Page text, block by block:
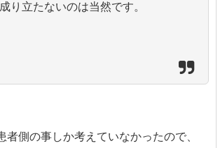
り立たないのは当然です。
者側の事しか考えていなかったので、